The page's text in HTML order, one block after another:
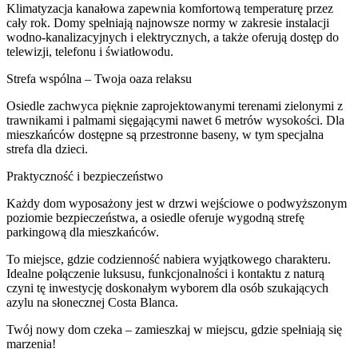
Klimatyzacja kanałowa zapewnia komfortową temperaturę przez
cały rok. Domy spełniają najnowsze normy w zakresie instalacji
wodno-kanalizacyjnych i elektrycznych, a także oferują dostęp do
telewizji, telefonu i światłowodu.
Strefa wspólna – Twoja oaza relaksu
Osiedle zachwyca pięknie zaprojektowanymi terenami zielonymi z
trawnikami i palmami sięgającymi nawet 6 metrów wysokości. Dla
mieszkańców dostępne są przestronne baseny, w tym specjalna
strefa dla dzieci.
Praktyczność i bezpieczeństwo
Każdy dom wyposażony jest w drzwi wejściowe o podwyższonym
poziomie bezpieczeństwa, a osiedle oferuje wygodną strefę
parkingową dla mieszkańców.
To miejsce, gdzie codzienność nabiera wyjątkowego charakteru.
Idealne połączenie luksusu, funkcjonalności i kontaktu z naturą
czyni tę inwestycję doskonałym wyborem dla osób szukających
azylu na słonecznej Costa Blanca.
Twój nowy dom czeka – zamieszkaj w miejscu, gdzie spełniają się
marzenia!